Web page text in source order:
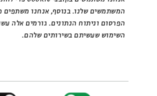
המשתמשים שלנו. בנוסף, אנחנו
הפרסום וניתוח הנתונים. גורמים אלה
השימוש שעשיתם בשירותים שלהם.